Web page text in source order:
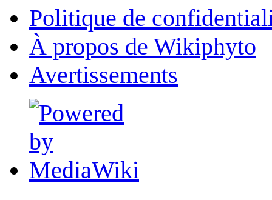
Politique de
À propos de Wikiphyto
Avertissements